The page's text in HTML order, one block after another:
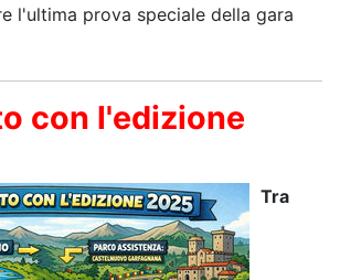
l'ultima prova speciale della gara
con l'edizione
Tra